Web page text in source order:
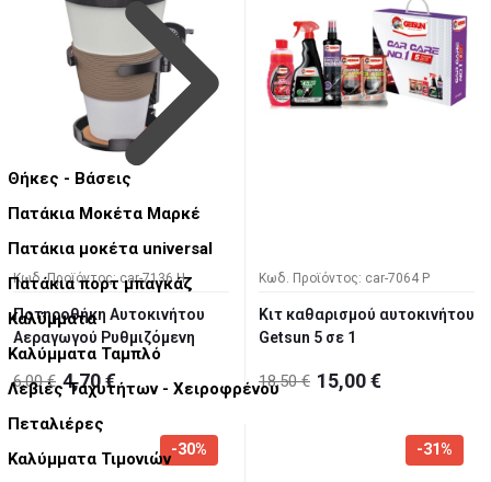
Θήκες - Βάσεις
Πατάκια Μοκέτα Μαρκέ
Πατάκια μοκέτα universal
Πατάκια πορτ μπαγκάζ
Καλύμματα
Καλύμματα Ταμπλό
Λεβιές Ταχυτήτων - Χειροφρένου
Πεταλιέρες
Καλύμματα Τιμονιών
Κωδ. Προϊόντος: car-7136 H
Ποτηροθήκη Αυτοκινήτου
Αεραγωγού Ρυθμιζόμενη
6,00 € 4,70 €
Κωδ. Προϊόντος: car-7064 P
Κιτ καθαρισμού αυτοκινήτου
Getsun 5 σε 1
18,50 € 15,00 €
-30% -31%